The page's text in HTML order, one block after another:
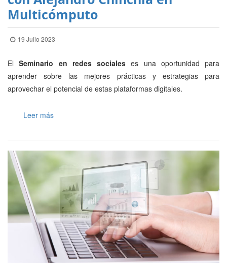
Multicómputo
19 Julio 2023
ElSeminario en redes sociales es una oportunidad para
aprender sobre las mejores prácticas y estrategias para
aprovechar el potencial de estas plataformas digitales.
Leer más